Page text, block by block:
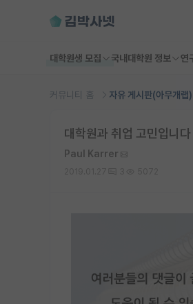
대학원생 모집 국내대학원 정보 연
커뮤니티 홈 자유 게시판(아무개랩)
대학원과 취업 고민입니
Paul Karrer